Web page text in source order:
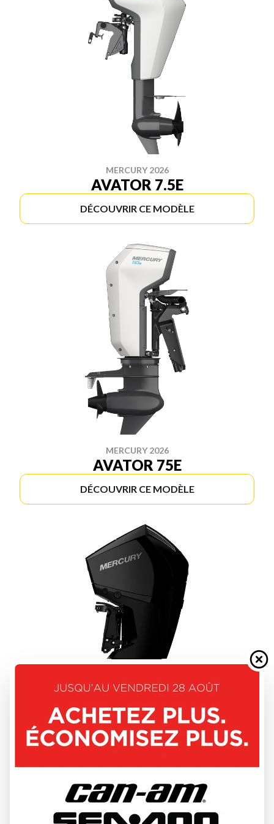
MERCURY 2026
AVATOR 7.5E
DÉCOUVRIR CE MODÈLE
MERCURY 2026
AVATOR 75E
DÉCOUVRIR CE MODÈLE
MERCURY 2026
FOURSTROKE 175 - 225HP
DÉCOUVRIR CE MODÈLE